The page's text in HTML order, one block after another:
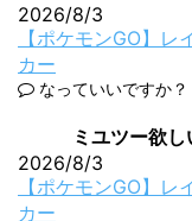
2026/8/3
【ポケモンGO】
カー
なっていいですか？
ミユツー欲し
2026/8/3
【ポケモンGO】
カー